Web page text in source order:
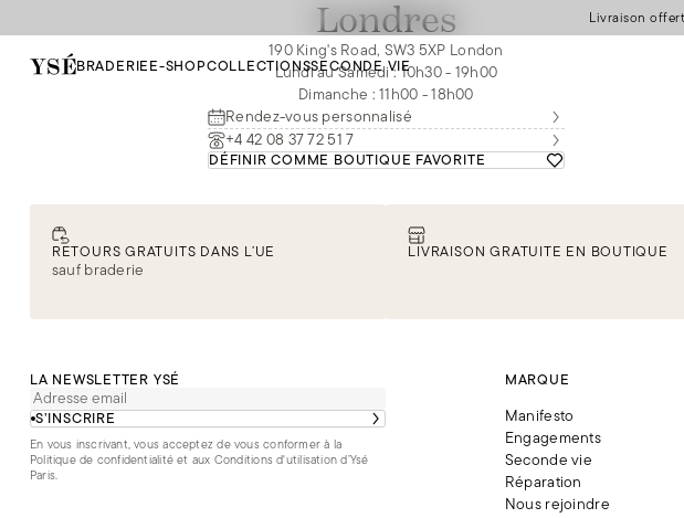
Livraison
BRADERIEE-SHOPCOLLECTIONSSECONDE VIE
Londres
190 King's Road, SW3 5XP London
Lundi au Samedi: 10h30 - 19h00
Dimanche :11h00 - 18h00
Rendez-vous personnalisé
+4 42 08 37 72 51 7
DÉFINIR COMME BOUTIQUE FAVORITE
RETOURS GRATUITS DANS L’UE
sauf braderie
LIVRAISON GRATUITE EN BOUTIQUE
LA NEWSLETTER YSÉ
S’INSCRIRE
En vous inscrivant, vous acceptez de vous conformer à la
Politique de confidentialitéet aux Conditions d'utilisation d’Ysé
Paris.
MARQUE
Manifesto
Engagements
Seconde vie
Réparation
Nous rejoindre